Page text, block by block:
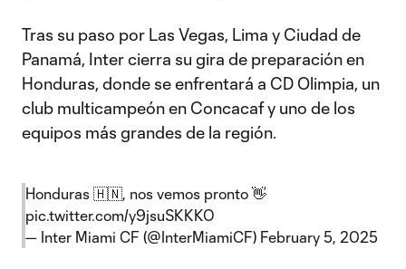
Tras su paso por Las Vegas, Lima y Ciudad de
Panamá, Inter cierra su gira de preparación en
Honduras, donde se enfrentará a CD Olimpia, un
club multicampeón en Concacaf y uno de los
equipos más grandes de la región.
Honduras 🇭🇳, nos vemos pronto 👋
pic.twitter.com/y9jsuSKKKO
— Inter Miami CF (@InterMiamiCF) February 5, 2025